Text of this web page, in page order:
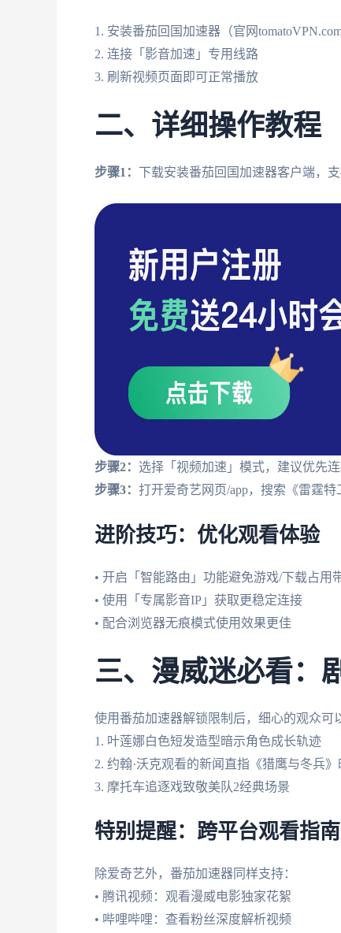
1. 安装番茄回国加速器（官网tomatoVPN.com
2. 连接「影音加速」专用线路
3. 刷新视频页面即可正常播放
二、详细操作教程
步骤1： 下载安装番茄回国加速器客户端，
步骤2： 选择「视频加速」模式，建议优先
步骤3： 打开爱奇艺网页/app，搜索《雷霆
进阶技巧：优化观看体验
• 开启「智能路由」功能避免游戏/下载占用
• 使用「专属影音IP」获取更稳定连接
• 配合浏览器无痕模式使用效果更佳
三、漫威迷必看：
使用番茄加速器解锁限制后，细心的观众可
1. 叶莲娜白色短发造型暗示角色成长轨迹
2. 约翰·沃克观看的新闻直指《猎鹰与冬兵》
3. 摩托车追逐戏致敬美队2经典场景
特别提醒：跨平台观看指南
除爱奇艺外，番茄加速器同样支持：
• 腾讯视频：观看漫威电影独家花絮
• 哔哩哔哩：查看粉丝深度解析视频